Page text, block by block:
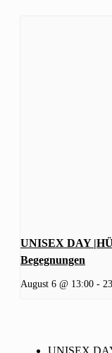
UNISEX DAY
Begegnungen
August 6 @ 13:00 -
UNISEX